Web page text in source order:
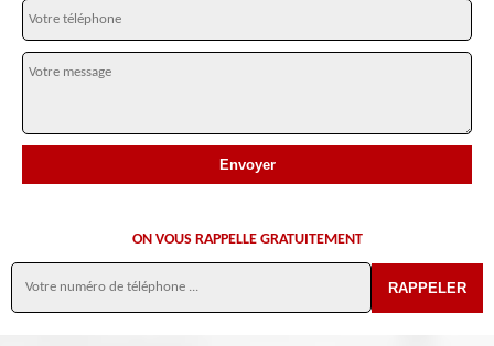
ON VOUS RAPPELLE GRATUITEMENT